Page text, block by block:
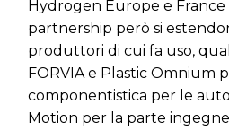
Hydrogen Europe e France
partnership però si
produttori di cui fa uso,
FORVIA e Plastic Omnium
componentistica per le
Motion per la parte